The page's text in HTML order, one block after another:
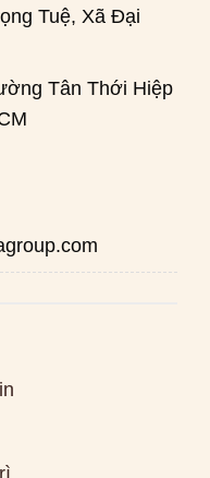
Tuệ, Xã Đại
Tân Thới Hiệp